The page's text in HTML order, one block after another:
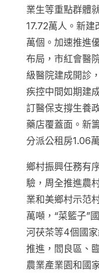
業生等重點群體
17.72萬人。新
萬個。加速推進
布局，市紅會醫
級醫院建成開診
疾控中間如期建
訂醫保支撐生養
藥店覆蓋面。新
分派公租房1.06
鄉村振興任務有
驗，周全推進農
業和美鄉村示范
萬噸，“菜籃子”
河茯茶等4個國
推進，閻良區、
農業產業園和國